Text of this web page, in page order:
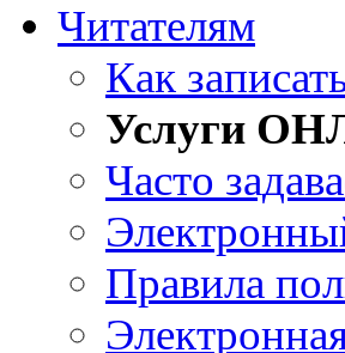
Читателям
Как
Услуги
Часто
Правила